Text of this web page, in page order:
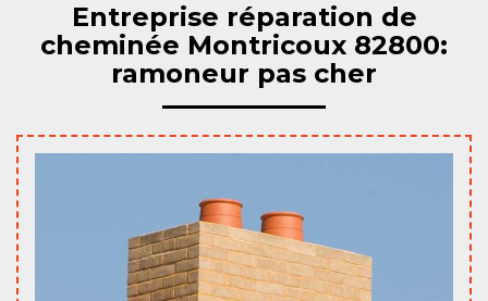
Entreprise réparation de
cheminée Montricoux 82800:
ramoneur pas cher